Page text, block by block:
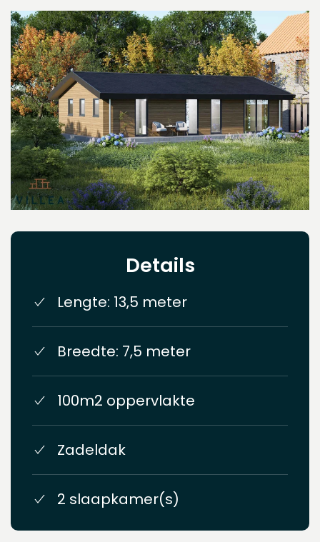
Details
Lengte: 13,5 meter
Breedte: 7,5 meter
100m2 oppervlakte
Zadeldak
2 slaapkamer(s)